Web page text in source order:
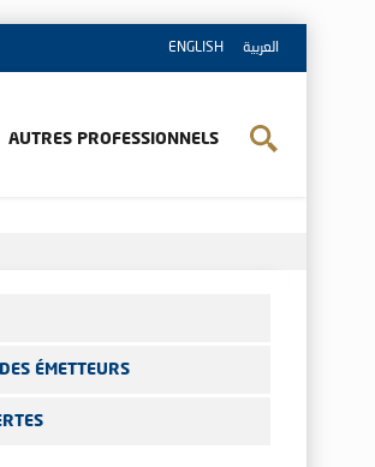
ENGLISH العربية
AUTRES PROFESSIONNELS
ÉMETTEURS